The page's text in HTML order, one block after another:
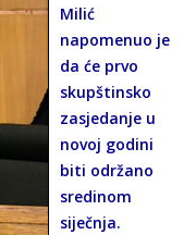
Milić
napomenuo je
da će prvo
skupštinsko
zasjedanje u
novoj godini
biti održano
sredinom
siječnja.